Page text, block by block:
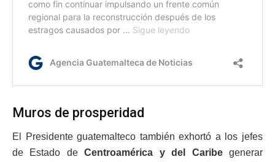
Muros de prosperidad
El Presidente guatemalteco también exhortó a los jefes
de Estado deCentroamérica y del Caribegenerar